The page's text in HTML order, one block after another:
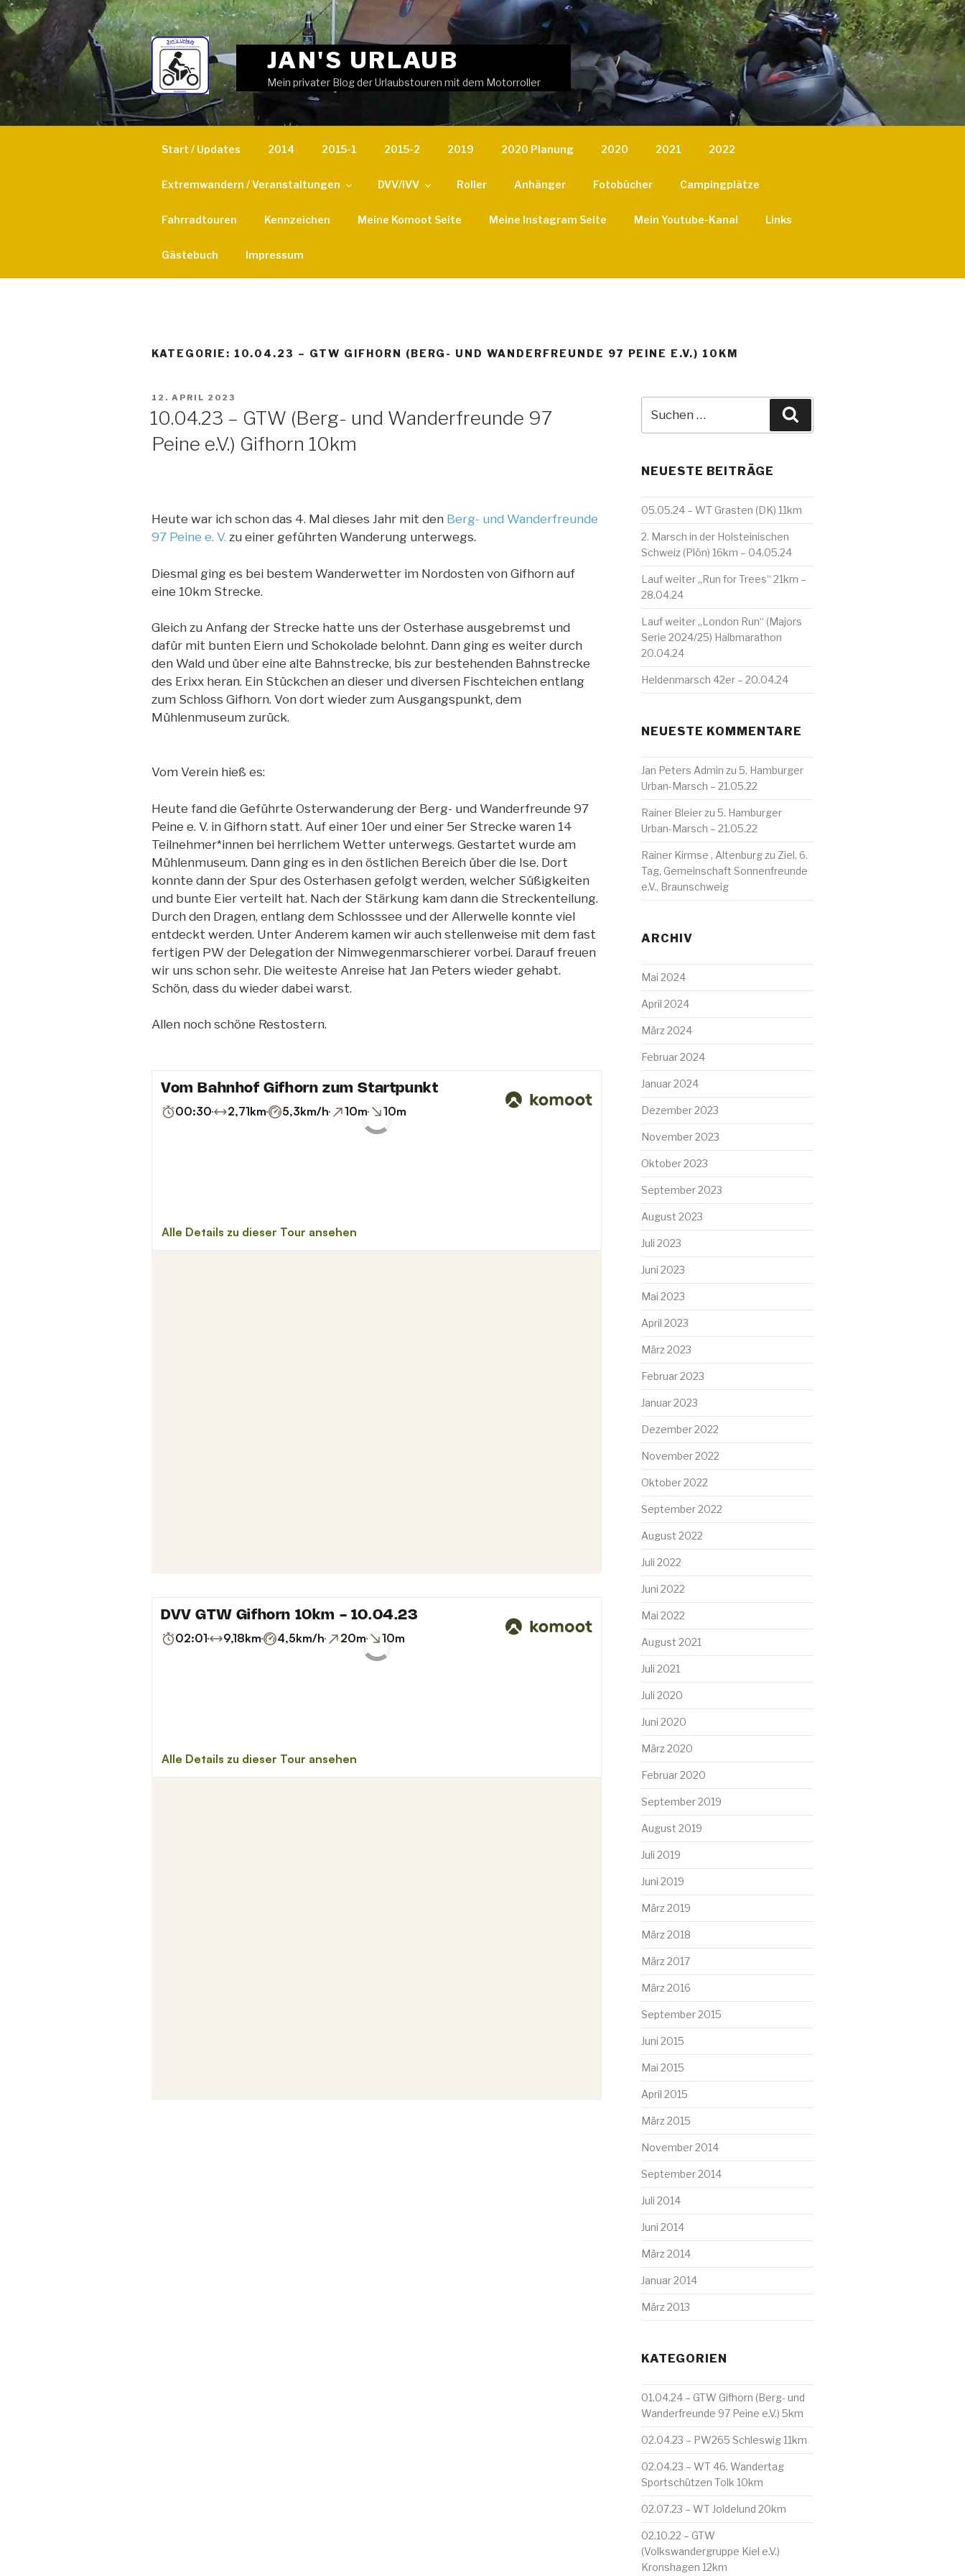
Weiter
zum
Inhalt
JAN'S URLAUB
Mein privater Blog der Urlaubstouren mit dem Motorroller
Start / Updates 2014 2015-1 2015-2 2019 2020 Planung 2020 2021 2022
Extremwandern / Veranstaltungen DVV/IVV Roller Anhänger Fotobücher Campingplätze
Fahrradtouren Kennzeichen Meine Komoot Seite Meine Instagram Seite Mein Youtube-Kanal Links
Gästebuch Impressum
KATEGORIE: 10.04.23 – GTW GIFHORN (BERG- UND WANDERFREUNDE 97 PEINE E.V.) 10KM
VERÖFFENTLICHT
12. APRIL 2023
10.04.23 – GTW (Berg- und Wanderfreunde 97
Peine e.V.) Gifhorn 10km
Heute war ich schon das 4. Mal dieses Jahr mit den Berg- und Wanderfreunde
97 Peine e. V. zu einer geführten Wanderung unterwegs.
Diesmal ging es bei bestem Wanderwetter im Nordosten von Gifhorn auf
eine 10km Strecke.
Gleich zu Anfang der Strecke hatte uns der Osterhase ausgebremst und
dafür mit bunten Eiern und Schokolade belohnt. Dann ging es weiter durch
den Wald und über eine alte Bahnstrecke, bis zur bestehenden Bahnstrecke
des Erixx heran. Ein Stückchen an dieser und diversen Fischteichen entlang
zum Schloss Gifhorn. Von dort wieder zum Ausgangspunkt, dem
Mühlenmuseum zurück.
Vom Verein hieß es:
Heute fand die Geführte Osterwanderung der Berg- und Wanderfreunde 97
Peine e. V. in Gifhorn statt. Auf einer 10er und einer 5er Strecke waren 14
Teilnehmer*innen bei herrlichem Wetter unterwegs. Gestartet wurde am
Mühlenmuseum. Dann ging es in den östlichen Bereich über die Ise. Dort
konnte dann der Spur des Osterhasen gefolgt werden, welcher Süßigkeiten
und bunte Eier verteilt hat. Nach der Stärkung kam dann die Streckenteilung.
Durch den Dragen, entlang dem Schlosssee und der Allerwelle konnte viel
entdeckt werden. Unter Anderem kamen wir auch stellenweise mit dem fast
fertigen PW der Delegation der Nimwegenmarschierer vorbei. Darauf freuen
wir uns schon sehr. Die weiteste Anreise hat Jan Peters wieder gehabt.
Schön, dass du wieder dabei warst.
Allen noch schöne Restostern.
nach:
NEUESTE BEITRÄGE
05.05.24 – WT Grasten (DK) 11km
2. Marsch in der Holsteinischen
Schweiz (Plön) 16km – 04.05.24
Lauf weiter „Run for Trees“ 21km –
28.04.24
Lauf weiter „London Run“ (Majors
Serie 2024/25) Halbmarathon
20.04.24
Heldenmarsch 42er – 20.04.24
NEUESTE KOMMENTARE
Jan Peters Admin zu5. Hamburger
Urban-Marsch – 21.05.22
Rainer Bleierzu5. Hamburger
Urban-Marsch – 21.05.22
Rainer Kirmse , Altenburgzu Ziel, 6.
Tag, Gemeinschaft Sonnenfreunde
e.V., Braunschweig
ARCHIV
Mai 2024
April 2024
März 2024
Februar 2024
Januar 2024
Dezember 2023
November 2023
Oktober 2023
September 2023
August 2023
Juli 2023
Juni 2023
Mai 2023
April 2023
März 2023
Februar 2023
Januar 2023
Dezember 2022
November 2022
Oktober 2022
September 2022
August 2022
Juli 2022
Juni 2022
Mai 2022
August 2021
Juli 2021
Juli 2020
Juni 2020
März 2020
Februar 2020
September 2019
August 2019
Juli 2019
Juni 2019
März 2019
März 2018
März 2017
März 2016
September 2015
Juni 2015
Mai 2015
April 2015
März 2015
November 2014
September 2014
Juli 2014
Juni 2014
März 2014
Januar 2014
März 2013
KATEGORIEN
01.04.24 – GTW Gifhorn (Berg- und
Wanderfreunde 97 Peine e.V.) 5km
02.04.23 – PW265 Schleswig 11km
02.04.23 – WT 46. Wandertag
Sportschützen Tolk 10km
02.07.23 – WT Joldelund 20km
02.10.22 – GTW
(Volkswandergruppe Kiel e.V.)
Kronshagen 12km